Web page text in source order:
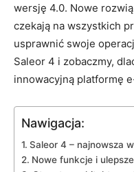
wersję 4.0. Nowe‍
czekają na wszystkich⁢
usprawnić swoje
⁤Saleor 4 i zobaczmy,
innowacyjną ‌platformę
Nawigacja:
Saleor 4 – najnowsza
Nowe funkcje i‌